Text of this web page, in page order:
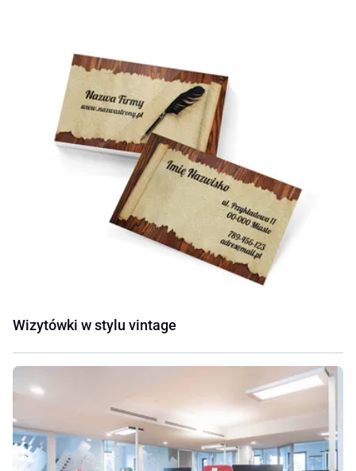
Wizytówki w stylu vintage